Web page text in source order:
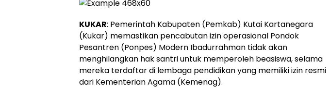
KUKAR: Pemerintah Kabupaten (Pemkab) Kutai Kartanegara
(Kukar) memastikan pencabutan izin operasional Pondok
Pesantren (Ponpes) Modern Ibadurrahman tidak akan
menghilangkan hak santri untuk memperoleh beasiswa, selama
mereka terdaftar di lembaga pendidikan yang memiliki izin resmi
dari Kementerian Agama (Kemenag).